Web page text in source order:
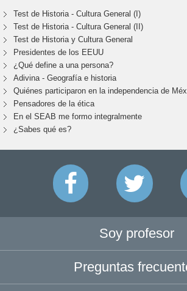
Test de Historia - Cultura General (I)
Test de Historia - Cultura General (II)
Test de Historia y Cultura General
Presidentes de los EEUU
¿Qué define a una persona?
Adivina - Geografía e historia
Quiénes participaron en la independencia de
Pensadores de la ética
En el SEAB me formo integralmente
¿Sabes qué es?
Soy profesor
Preguntas